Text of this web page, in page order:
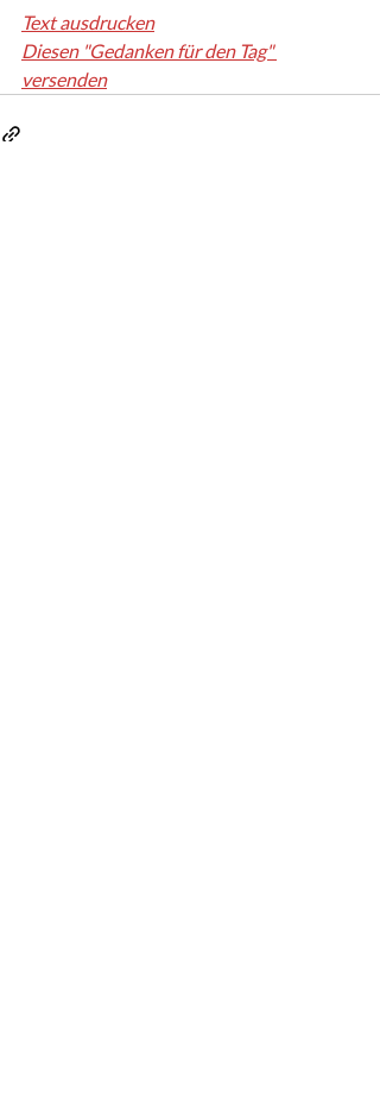
Text ausdrucken
Diesen "Gedanken für den Tag"
versenden